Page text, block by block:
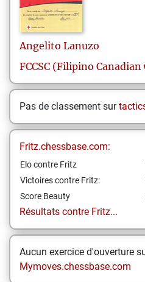
Angelito Lanuzo
FCCSC (Filipino Canadian
Pas de classement sur
Fritz.chessbase.com:
Elo contre Fritz
Victoires contre Fritz:
Score Beauty
Résultats contre Fritz...
Aucun exercice d'ouverture
Mymoves.chessbase.com